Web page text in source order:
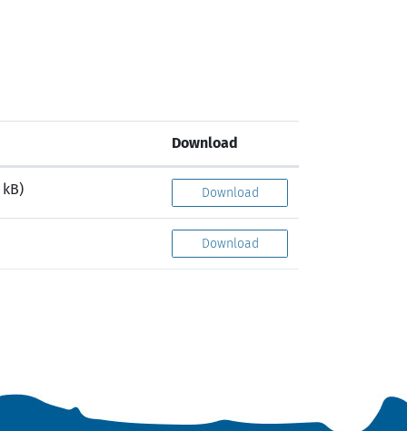
Download
kB) Download
Download